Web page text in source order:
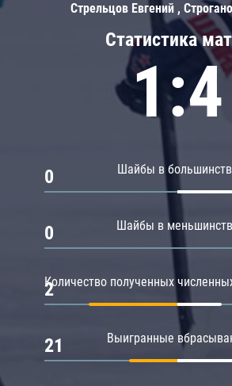
Статистика
1:4
Шайбы в
0
Шайбы в
0
Количество полученных
2
Выигранные
21
Стрельцов Евгений ,